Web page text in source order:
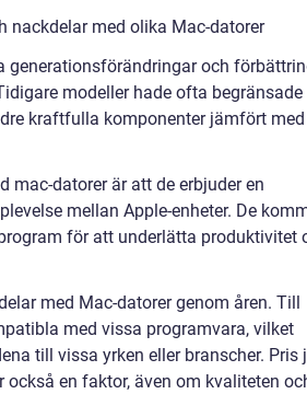
nackdelar med olika Mac-datorer
generationsförändringar och
modeller hade ofta begränsade
kraftfulla komponenter jämfört
mac-datorer är att de erbjuder en
mellan Apple-enheter. De
för att underlätta produktivitet
med Mac-datorer genom åren. Till
med vissa programvara, vilket
till vissa yrken eller branscher. Pris
en faktor, även om kvaliteten